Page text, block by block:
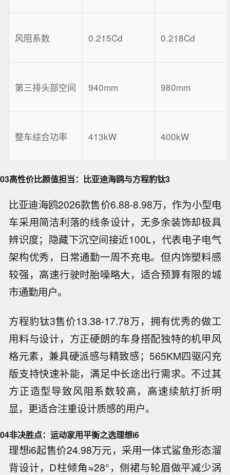
风阻系数 0.215Cd 0.218Cd
第三排头部空间 940mm 980mm
整车综合功率 413kW 400kW
03高性价比颜值担当：比亚迪海鸥与方程豹钛3
比亚迪海鸥2026款售价6.88-8.98万，作为小型电
车采用简洁利落的线条设计，无多余装饰却极具
辨识度；隐藏下沉空间接近100L，代表电子电气
架构优秀，日常通勤一周不充电。但内饰塑料感
较强，高速行驶时胎噪略大，适合预算有限的城
市通勤用户。
方程豹钛3售价13.38-17.78万，拥有优秀的做工
用料与设计，方正硬朗的车身搭配独特的机甲风
格元素，兼具硬派感与精致感；565KM四驱闪充
版支持快速补能，满足中长途出行需求。不过其
方正造型导致风阻系数较高，高速续航打折明
显，更适合注重设计质感的用户。
04非决胜点：运动家用平衡之选理想i6
理想i6起售价24.98万元，采用一体式鲨鱼形态溜
背设计，D柱倾角≈28°，侧裙与轮眉做平减少涡